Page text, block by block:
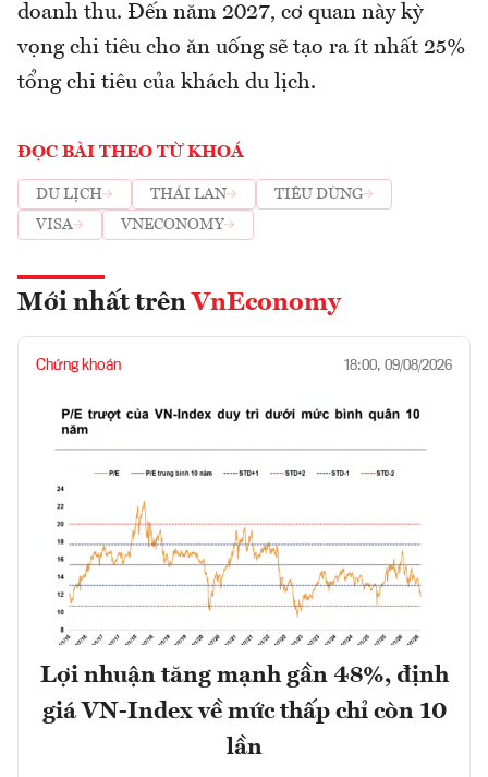
doanh thu. Đến năm 2027, cơ quan này kỳ
vọng chi tiêu cho ăn uống sẽ tạo ra ít nhất 25%
tổng chi tiêu của khách du lịch.
ĐỌC BÀI THEO TỪ KHOÁ
DU LỊCH THÁI LAN
TIÊU DÙNG
VISA
VNECONOMY
Mới nhất trên VnEconomy
Chứng khoán 18:00, 09/08/2026
Lợi nhuận tăng mạnh gần 48%, định
giá VN-Index về mức thấp chỉ còn 10
lần